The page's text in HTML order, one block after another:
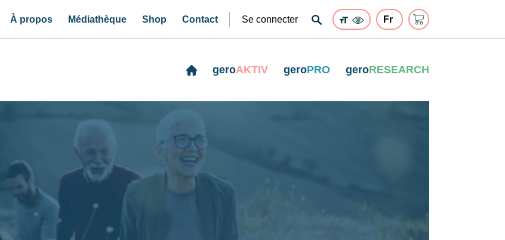
À propos Médiathèque Shop Contact Se connecter
geroAKTIV geroPRO geroRESEARCH